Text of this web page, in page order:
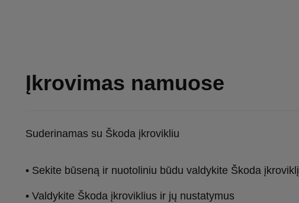
Įkrovimas namuose
Suderinamas su Škoda įkrovikliu
• Sekite būseną ir nuotoliniu būdu valdykite Škoda įkroviklį
• Valdykite Škoda įkroviklius ir jų nustatymus